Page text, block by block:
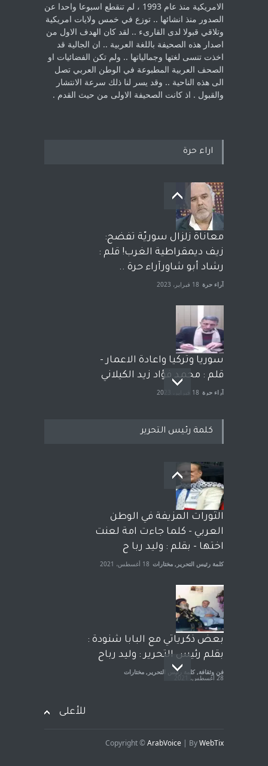
الامريكية منذ عام 1993 ، لم ‏تنقطع اسبوعا واحدا عن
الصدور منذ انشائها .. توزع في خمس ولايات امريكية
‏وتلاقي قبولا لدى القارىء ..‏ لقد كان الهدف الاول من
اصدار هذه الصحيفة باللغة العربية .. ان الجالية قد
اخذت ‏تنسى لغتها وجمالياتها .. ولم تكن الفضائيات او
الصحف العربية المطبوعة في الوطن ‏العربي تصل
الى هذه الناحية .. وقد يسر لنا ذلك سرعة الانتشار
والقبول . اذ كانت ‏الصحيفة الاولى من حيث القدم . ‏
اراء حرة
معاناة زلزال سوريّة تفضح:
زيف ديمقراطية الغرب! قلم :
رشاد أبو شاورآراء حرة ..
آراء حرة 18 فبراير، 2023
سوريا وتركيا واعادة الاعمار -
قلم : محمد فؤاد زيد الكيلاني
آراء حرة 18 فبراير، 2023
بعد معارك قضائية طاحنة كتب
وترافع فيها بنفسه مرة اخرى..
الشيخ طارق يوسف يقهر
الحكومة الأمريكية ، فأعطوه
الجنسية عن يد وهم صاغرون،
آراء حرة مختارات 7 أبريل، 2023
كلمة رئيس التحرير
الثورات المزيفة في الوطن
العربي - كلما جاءت امة لعنت
اختها - بقلم : وليد ربا ح
كلمة رئيس التحرير , مختارات 18 أغسطس، 2021
بعض ذكرياتي مع البابا شنودة :
بقلم رئيس التحرير : وليد رباح
فن وثقافة, كلمة رئيس التحرير , مختارات
28 أغسطس، 2021
للأعلى
Copyright ©ArabVoice | ByWebTix